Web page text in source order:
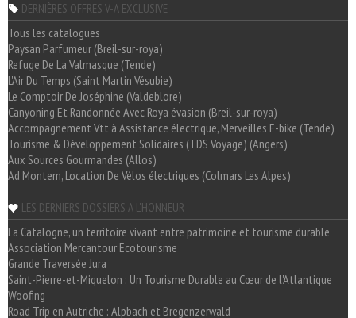
DERNIÈRES OFFRES V-A EXCLUSIVE
Tous les catalogues
Paysan Parfumeur (Breil-sur-roya)
Refuge De La Valmasque (Tende)
L'Air Du Temps (Saint Martin Vésubie)
Le Comptoir De Joséphine (Valdeblore)
Canyoning Et Randonnée Avec Roya évasion (Breil-sur-roya)
Accompagnement Vtt à Assistance électrique, Merveilles E-bike (Tende)
Tourisme & Développement Solidaires (TDS Voyage) (Angers)
Aux Sources Gourmandes (Allos)
Ad Montem, Location De Vélos électriques (Colmars Les Alpes)
LES DERNIERS DOSSIERS A L'HONNEUR
La Catalogne, un territoire vivant entre patrimoine et tourisme durable
Association Mercantour Ecotourisme
Grande Traversée Jura
Saint-Pierre-et-Miquelon : Un Tourisme Durable au Cœur de l'Atlantique
Woofing
Road Trip en Autriche : Alpbach et Bregenzerwald